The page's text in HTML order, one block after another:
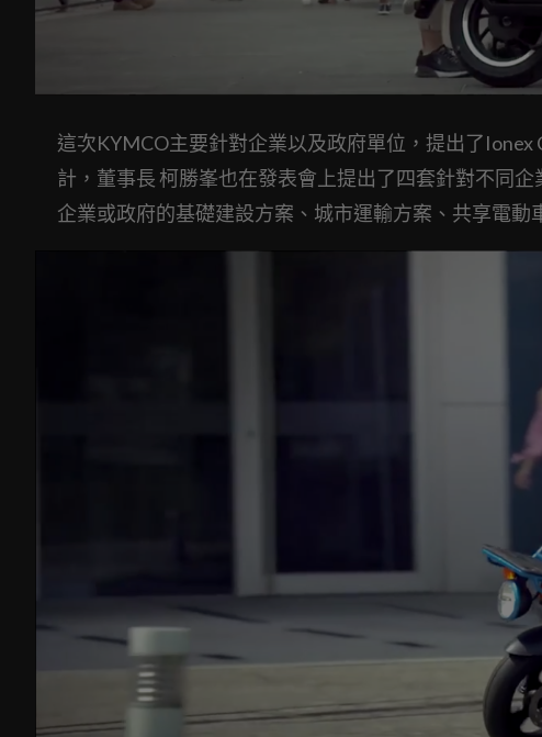
這次KYMCO主要針對企業以及政府單位，提出了
計，董事長 柯勝峯也在發表會上提出了四套針對不同
企業或政府的基礎建設方案、城市運輸方案、共享電動